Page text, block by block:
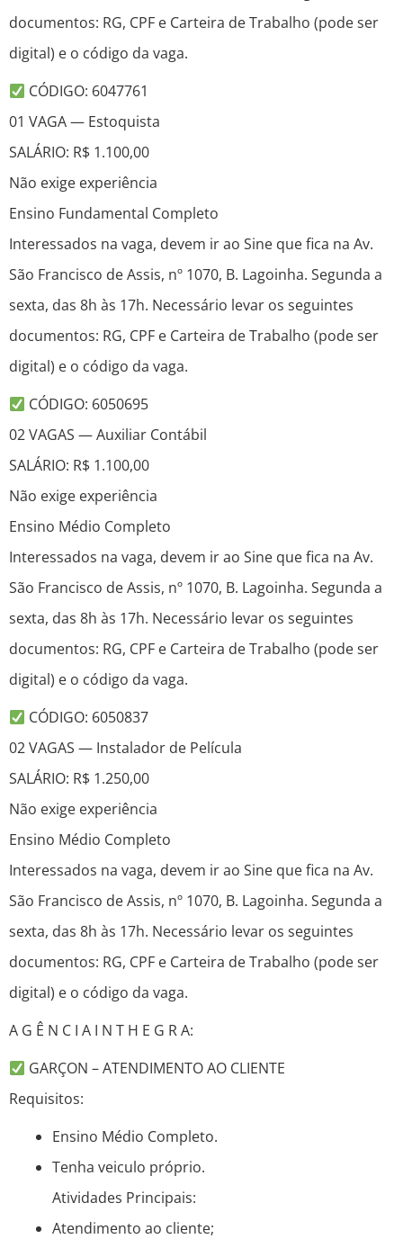
documentos: RG, CPF e Carteira de Trabalho (pode ser
digital) e o código da vaga.
CÓDIGO: 6047761
01 VAGA — Estoquista
SALÁRIO: R$ 1.100,00
Não exige experiência
Ensino Fundamental Completo
Interessados na vaga, devem ir ao Sine que fica na Av.
São Francisco de Assis, nº 1070, B. Lagoinha. Segunda a
sexta, das 8h às 17h. Necessário levar os seguintes
documentos: RG, CPF e Carteira de Trabalho (pode ser
digital) e o código da vaga.
CÓDIGO: 6050695
02 VAGAS — Auxiliar Contábil
SALÁRIO: R$ 1.100,00
Não exige experiência
Ensino Médio Completo
Interessados na vaga, devem ir ao Sine que fica na Av.
São Francisco de Assis, nº 1070, B. Lagoinha. Segunda a
sexta, das 8h às 17h. Necessário levar os seguintes
documentos: RG, CPF e Carteira de Trabalho (pode ser
digital) e o código da vaga.
CÓDIGO: 6050837
02 VAGAS — Instalador de Película
SALÁRIO: R$ 1.250,00
Não exige experiência
Ensino Médio Completo
Interessados na vaga, devem ir ao Sine que fica na Av.
São Francisco de Assis, nº 1070, B. Lagoinha. Segunda a
sexta, das 8h às 17h. Necessário levar os seguintes
documentos: RG, CPF e Carteira de Trabalho (pode ser
digital) e o código da vaga.
A G Ê N C I A I N T H E G R A:
GARÇON – ATENDIMENTO AO CLIENTE
Requisitos:
Ensino Médio Completo.
Tenha veiculo próprio.
Atividades Principais:
Atendimento ao cliente;